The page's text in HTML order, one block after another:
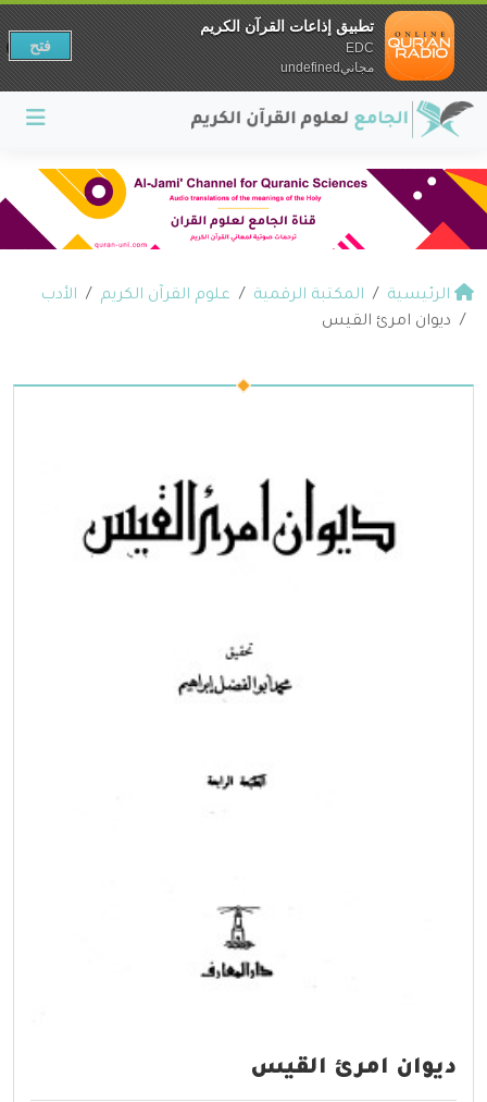
الرئيسية المكتبة الرقمية علوم القرآن الكريم
الأدب
ديوان امرئ القيس
ديوان امرئ القيس
تطبيق إذاعات القرآن الكريم
EDC
مجانيundefined
فتح